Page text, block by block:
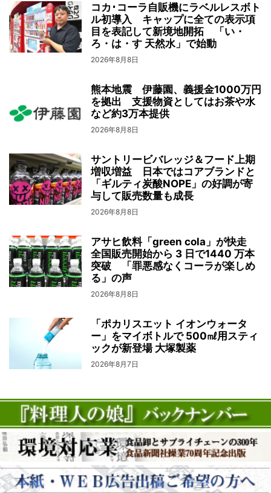
コカ･コーラ自販機にラベルレスボト
ル初導入 キャップに全ての表示項
目を表記して新境地開拓 「い・
ろ・は・す 天然水」で始動
2026年8月8日
熊本地震 伊藤園、義援金1000万円
を拠出 支援物資としてはお茶や水
など約3万本提供
2026年8月8日
サントリービバレッジ＆フード上期
増収増益 日本ではコアブランドと
「ギルティ炭酸NOPE」の好調が寄
与して販売数量も成長
2026年8月8日
アサヒ飲料「green cola」が快走
全国販売開始から 3 日で1440 万本
突破 「罪悪感なくコーラが楽しめ
る」の声
2026年8月8日
「ポカリスエット イオンウォータ
ー」をマイボトルで 500㎖用スティ
ックが新登場 大塚製薬
2026年8月7日